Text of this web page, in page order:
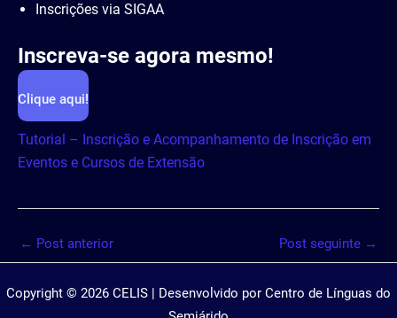
Inscrições via SIGAA
Inscreva-se agora mesmo!
Clique aqui!
Tutorial – Inscrição e Acompanhamento de Inscrição em
Eventos e Cursos de Extensão
← Post anterior Post seguinte →
Copyright © 2026 CELIS | Desenvolvido por Centro de Línguas do